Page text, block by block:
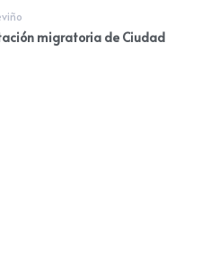
migratoria de Ciudad